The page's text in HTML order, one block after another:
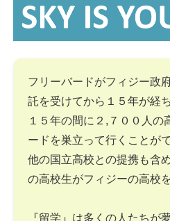
フリーバードがフィジー政
託を受けてから１５年が経
１５年の間に２,７００人の
ードを巣立って行くことが
他の国立高校との提携も含
の高校生がフィジーの高校
『留学』は多くの人たちが